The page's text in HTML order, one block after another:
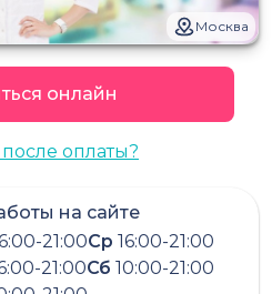
Москва
онлайн
оплаты?
на сайте
21:00Ср 16:00-21:00
21:00Сб 10:00-21:00